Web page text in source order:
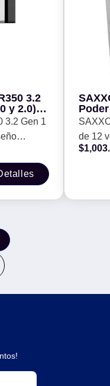
3.2
y 2.0) -
3.2 Gen 1
negro.
9
de 12
2.2
$